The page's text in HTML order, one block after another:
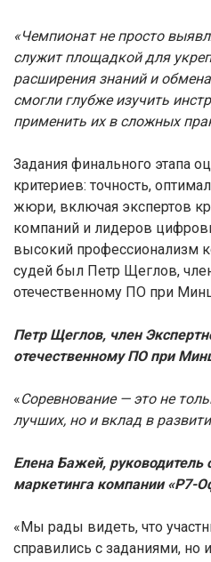
«Чемпионат не просто
служит площадкой для
расширения знаний и
смогли глубже изучить
применить их в сложных
Задания финального этапа
критериев: точность,
жюри, включая экспертов
компаний и лидеров
высокий профессионализм
судей был Петр Щеглов,
отечественному ПО при
Петр Щеглов, член
отечественному ПО при
«Соревнование — это не
лучших, но и вклад в
Елена Бажей, руководитель
маркетинга компании «Р7-
«Мы рады видеть, что
справились с заданиями, но